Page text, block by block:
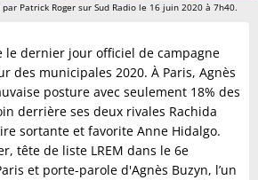
Patrick Roger sur Sud Radio le 16 juin 2020 à 7h40.
le dernier jour officiel de campagne
des municipales 2020. À Paris, Agnès
posture avec seulement 18% des
derrière ses deux rivales Rachida
sortante et favorite Anne Hidalgo.
tête de liste LREM dans le 6e
et porte-parole d'Agnès Buzyn, l’un